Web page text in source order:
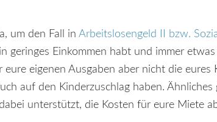
um den Fall in Arbeitslosengeld II bzw.
geringes Einkommen habt und immer
eigenen Ausgaben aber nicht die eures
auf den Kinderzuschlag haben.
unterstützt, die Kosten für eure Miete